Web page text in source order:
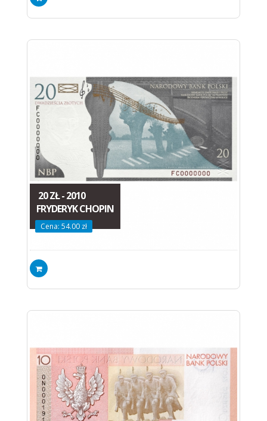
20 ZŁ - 2010
FRYDERYK CHOPIN
Cena: 54.00 zł